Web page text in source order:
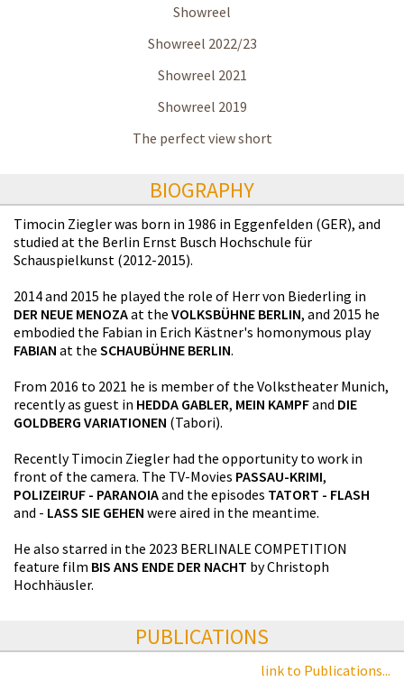
Showreel
Showreel 2022/23
Showreel 2021
Showreel 2019
The perfect view short
BIOGRAPHY
Timocin Ziegler was born in 1986 in Eggenfelden (GER), and
studied at the Berlin Ernst Busch Hochschule für
Schauspielkunst (2012-2015).
2014 and 2015 he played the role of Herr von Biederling in
DER NEUE MENOZAat the VOLKSBÜHNE BERLIN, and 2015 he
embodied the Fabian in Erich Kästner's homonymous play
FABIAN at the SCHAUBÜHNE BERLIN.
From 2016 to 2021 he is member of the Volkstheater Munich,
recently as guest in HEDDA GABLER, MEIN KAMPFand DIE
GOLDBERG VARIATIONEN (Tabori).
Recently Timocin Ziegler had the opportunity to work in
front of the camera. The TV-Movies PASSAU-KRIMI,
POLIZEIRUF - PARANOIAand the episodes TATORT - FLASH
and - LASS SIE GEHEN were aired in the meantime.
He also starred in the 2023 BERLINALE COMPETITION
feature film BIS ANS ENDE DER NACHT by Christoph
Hochhäusler.
PUBLICATIONS
link to Publications...